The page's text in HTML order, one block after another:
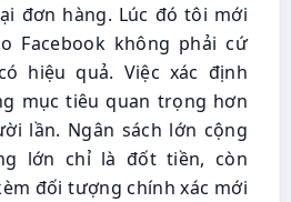
đơn hàng. Lúc đó tôi mới
Facebook không phải cứ
hiệu quả. Việc xác định
mục tiêu quan trọng hơn
lần. Ngân sách lớn cộng
lớn chỉ là đốt tiền, còn
đối tượng chính xác mới